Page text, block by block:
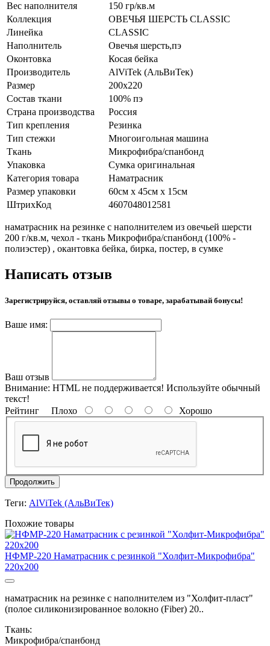
Вес наполнителя
150 гр/кв.м
Коллекция
ОВЕЧЬЯ ШЕРСТЬ CLASSIC
Линейка
CLASSIC
Наполнитель
Овечья шерсть,пэ
Оконтовка
Косая бейка
Производитель
AlViTek (АльВиТек)
Размер
200х220
Состав ткани
100% пэ
Страна производства
Россия
Тип крепления
Резинка
Тип стежки
Многоигольная машина
Ткань
Микрофибра/спанбонд
Упаковка
Сумка оригинальная
Категория товара
Наматрасник
Размер упаковки
60см х 45см х 15см
ШтрихКод
4607048012581
наматрасник на резинке с наполнителем из овечьей шерсти
200 г/кв.м, чехол - ткань Микрофибра/спанбонд (100% -
полиэстер) , окантовка бейка, бирка, постер, в сумке
Написать отзыв
Зарегистрируйся, оставляй отзывы о товаре, зарабатывай бонусы!
Ваше имя:
Ваш отзыв
Внимание: HTML не поддерживается! Используйте обычный
текст!
Рейтинг Плохо Хорошо
Продолжить
Теги: AlViTek (АльВиТек)
Похожие товары
НФМР-220 Наматрасник с резинкой "Холфит-Микрофибра"
220х200
наматрасник на резинке с наполнителем из "Холфит-пласт"
(полое силиконизированное волокно (Fiber) 20..
Ткань:
Микрофибра/спанбонд